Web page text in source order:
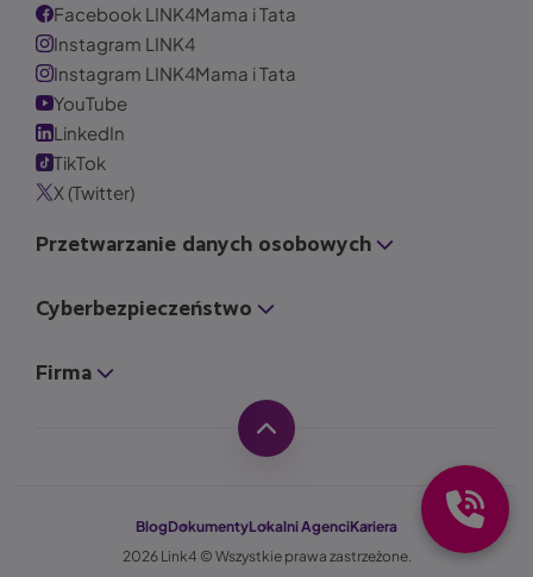
Facebook LINK4Mama i Tata
Instagram LINK4
Instagram LINK4Mama i Tata
YouTube
LinkedIn
TikTok
X (Twitter)
Przetwarzanie danych osobowych
Cyberbezpieczeństwo
Firma
2026 Link4 © Wszystkie prawa zastrzeżone.
BlogDokumentyLokalni AgenciKariera